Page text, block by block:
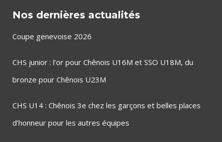
Nos dernières actualités
Coupe genevoise 2026
CHS junior : l’or pour Chênois U16M et SSO U18M, du
bronze pour Chênois U23M
CHS U14 : Chênois 3e chez les garçons et belles places
d’honneur pour les autres équipes